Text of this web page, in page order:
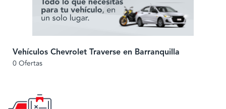
Vehículos Chevrolet Traverse en Barranquilla
0 Ofertas